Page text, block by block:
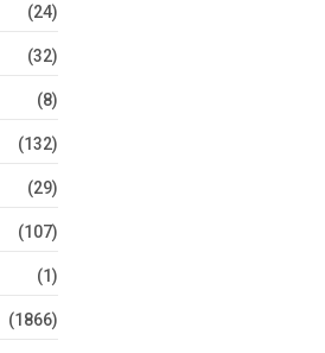
(24)
(32)
(8)
(132)
(29)
(107)
(1)
(1866)